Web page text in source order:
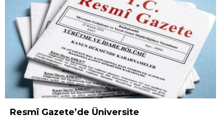
Resmî Gazete’de Üniversite